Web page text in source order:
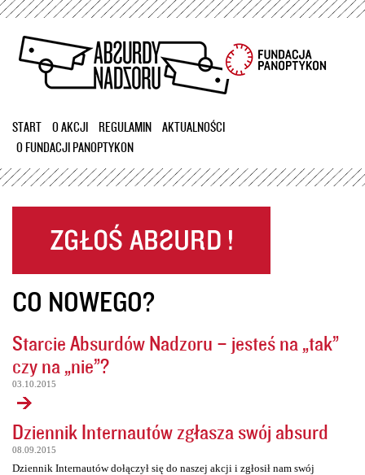
Przejdź
treści
START O AKCJI REGULAMIN
AKTUALNOŚCI
O FUNDACJI PANOPTYKON
CO NOWEGO?
Starcie Absurdów Nadzoru – jesteś na „tak”
czy na „nie”?
03.10.2015
Dziennik Internautów zgłasza swój absurd
08.09.2015
Dziennik Internautów dołączył się do naszej akcji i zgłosił nam swój